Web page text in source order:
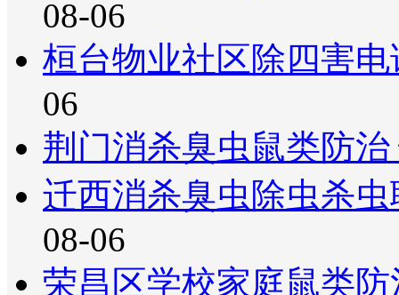
08-06
桓台物业社区除四害
06
荆门消杀臭虫鼠类防
迁西消杀臭虫除虫杀
08-06
荣昌区学校家庭鼠类